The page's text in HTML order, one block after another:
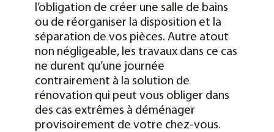
l’obligation de créer une salle de bains
ou de réorganiser la disposition et la
séparation de vos pièces. Autre atout
non négligeable, les travaux dans ce cas
ne durent qu’une journée
contrairement à la solution de
rénovation qui peut vous obliger dans
des cas extrêmes à déménager
provisoirement de votre chez-vous.